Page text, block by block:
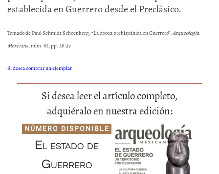
establecida en Guerrero desde el Preclásico.
Tomado de Paul Schmidt Schoenberg, “La época prehispánica en Guerrero”,Arqueología
Mexicana, núm. 82, pp. 28-37
Si desea comprar un ejemplar
Si desea leer el artículo completo,
adquiéralo en nuestra edición:
NÚMERO DISPONIBLE
El estado de
Guerrero